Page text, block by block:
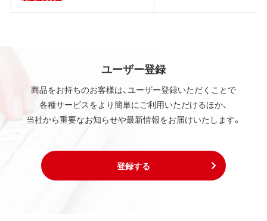
ユーザー登録
商品をお持ちのお客様は、ユーザー登録いただくことで
各種サービスをより簡単にご利用いただけるほか、
当社から重要なお知らせや最新情報をお届けいたします。
登録する